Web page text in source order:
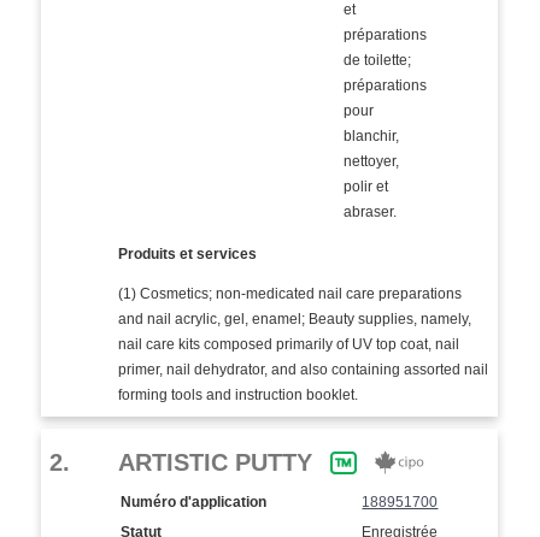
et
préparations
de toilette;
préparations
pour
blanchir,
nettoyer,
polir et
abraser.
Produits et services
(1) Cosmetics; non-medicated nail care preparations
and nail acrylic, gel, enamel; Beauty supplies, namely,
nail care kits composed primarily of UV top coat, nail
primer, nail dehydrator, and also containing assorted nail
forming tools and instruction booklet.
2. ARTISTIC PUTTY
Numéro d'application
188951700
Statut
Enregistrée